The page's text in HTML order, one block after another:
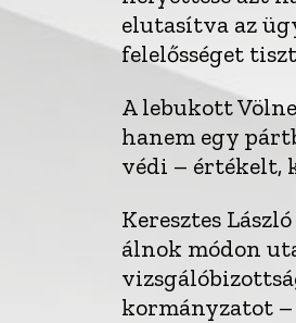
elutasítva az
felelősséget
A lebukott
hanem egy
védi – értékelt,
Keresztes
álnok módon
kormányzatot